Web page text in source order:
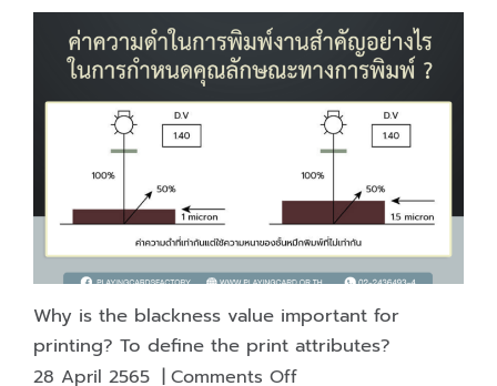
a
roll
fed
offset
printer
look
like?
Why is the blackness value important for
printing? To define the print attributes?
28 April 2565 | Comments Offon